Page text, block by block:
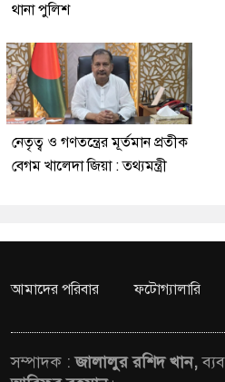
থানা পুলিশ
নেতৃত্ব ও গণতন্ত্রের মূর্তমান প্রতীক
বেগম খালেদা জিয়া : তথ্যমন্ত্রী
আমাদের পরিবার ফটোগ্যালারি
সম্পাদক :জালালুর রশিদ খান,